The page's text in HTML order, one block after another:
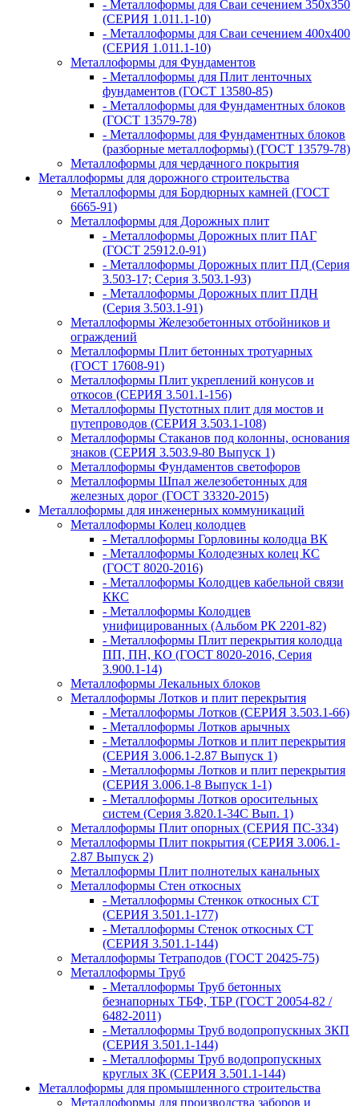
- Металлоформы для Сваи сечением 350х350
(СЕРИЯ 1.011.1-10)
- Металлоформы для Сваи сечением 400х400
(СЕРИЯ 1.011.1-10)
Металлоформы для Фундаментов
- Металлоформы для Плит ленточных
фундаментов (ГОСТ 13580-85)
- Металлоформы для Фундаментных блоков
(ГОСТ 13579-78)
- Металлоформы для Фундаментных блоков
(разборные металлоформы) (ГОСТ 13579-78)
Металлоформы для чердачного покрытия
Металлоформы для дорожного строительства
Металлоформы для Бордюрных камней (ГОСТ
6665-91)
Металлоформы для Дорожных плит
- Металлоформы Дорожных плит ПАГ
(ГОСТ 25912.0-91)
- Металлоформы Дорожных плит ПД (Серия
3.503-17; Серия 3.503.1-93)
- Металлоформы Дорожных плит ПДН
(Серия 3.503.1-91)
Металлоформы Железобетонных отбойников и
ограждений
Металлоформы Плит бетонных тротуарных
(ГОСТ 17608-91)
Металлоформы Плит укреплений конусов и
откосов (СЕРИЯ 3.501.1-156)
Металлоформы Пустотных плит для мостов и
путепроводов (СЕРИЯ 3.503.1-108)
Металлоформы Стаканов под колонны, основания
знаков (СЕРИЯ 3.503.9-80 Выпуск 1)
Металлоформы Фундаментов светофоров
Металлоформы Шпал железобетонных для
железных дорог (ГОСТ 33320-2015)
Металлоформы для инженерных коммуникаций
Металлоформы Колец колодцев
- Металлоформы Горловины колодца ВК
- Металлоформы Колодезных колец КС
(ГОСТ 8020-2016)
- Металлоформы Колодцев кабельной связи
ККС
- Металлоформы Колодцев
унифицированных (Альбом РК 2201-82)
- Металлоформы Плит перекрытия колодца
ПП, ПН, КО (ГОСТ 8020-2016, Серия
3.900.1-14)
Металлоформы Лекальных блоков
Металлоформы Лотков и плит перекрытия
- Металлоформы Лотков (СЕРИЯ 3.503.1-66)
- Металлоформы Лотков арычных
- Металлоформы Лотков и плит перекрытия
(СЕРИЯ 3.006.1-2.87 Выпуск 1)
- Металлоформы Лотков и плит перекрытия
(СЕРИЯ 3.006.1-8 Выпуск 1-1)
- Металлоформы Лотков оросительных
систем (Серия 3.820.1-34С Вып. 1)
Металлоформы Плит опорных (СЕРИЯ ПС-334)
Металлоформы Плит покрытия (СЕРИЯ 3.006.1-
2.87 Выпуск 2)
Металлоформы Плит полнотелых канальных
Металлоформы Стен откосных
- Металлоформы Стенкок откосных СТ
(СЕРИЯ 3.501.1-177)
- Металлоформы Стенок откосных СТ
(СЕРИЯ 3.501.1-144)
Металлоформы Тетраподов (ГОСТ 20425-75)
Металлоформы Труб
- Металлоформы Труб бетонных
безнапорных ТБФ, ТБР (ГОСТ 20054-82 /
6482-2011)
- Металлоформы Труб водопропускных ЗКП
(СЕРИЯ 3.501.1-144)
- Металлоформы Труб водопропускных
круглых ЗК (СЕРИЯ 3.501.1-144)
Металлоформы для промышленного строительства
Металлоформы для производства заборов и